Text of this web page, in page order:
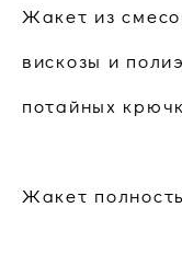
Жакет из
вискозы и
потайных
Жакет